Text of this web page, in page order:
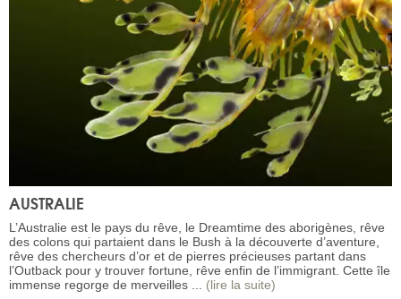
AUSTRALIE
L’Australie est le pays du rêve, le Dreamtime des aborigènes, rêve
des colons qui partaient dans le Bush à la découverte d’aventure,
rêve des chercheurs d’or et de pierres précieuses partant dans
l’Outback pour y trouver fortune, rêve enfin de l’immigrant. Cette île
immense regorge de merveilles ... (lire la suite)